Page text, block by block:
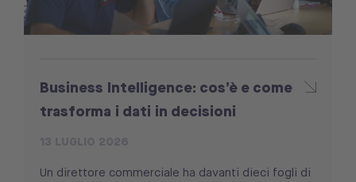
Business Intelligence: cos’è e come
trasforma i dati in decisioni
Un direttore commerciale ha davanti dieci fogli di